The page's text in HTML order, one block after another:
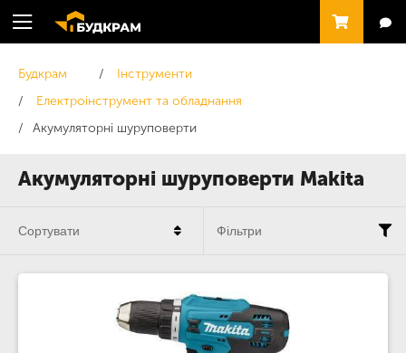
Акумуляторні шуруповерти Makita
Будкрам
Інструменти
Електроінструмент та обладнання
Акумуляторні шуруповерти
Сортувати Фільтри